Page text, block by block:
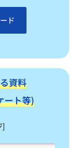
ド
資料
ート等)
]